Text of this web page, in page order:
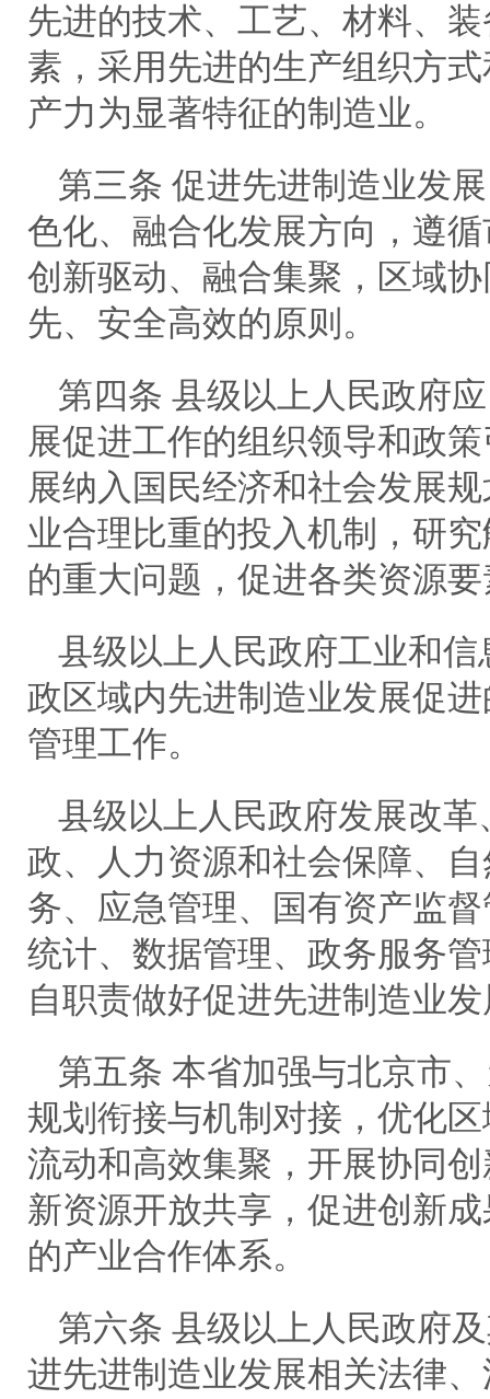
先进的技术、工艺、材料、
素，采用先进的生产组织方
产力为显著特征的制造业。
第三条 促进先进制造业发
色化、融合化发展方向，遵
创新驱动、融合集聚，区域
先、安全高效的原则。
第四条 县级以上人民政府
展促进工作的组织领导和政
展纳入国民经济和社会发展
业合理比重的投入机制，研
的重大问题，促进各类资源
县级以上人民政府工业和
政区域内先进制造业发展促
管理工作。
县级以上人民政府发展改
政、人力资源和社会保障、
务、应急管理、国有资产监
统计、数据管理、政务服务
自职责做好促进先进制造业
第五条 本省加强与北京市
规划衔接与机制对接，优化
流动和高效集聚，开展协同
新资源开放共享，促进创新
的产业合作体系。
第六条 县级以上人民政府
进先进制造业发展相关法律